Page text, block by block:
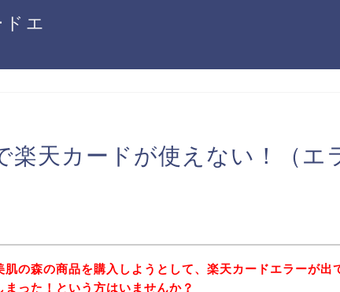
エ
楽天カードが使えない！（エ
肌の森の商品を購入しようとして、楽天カードエラーが出
まった！という方はいませんか？